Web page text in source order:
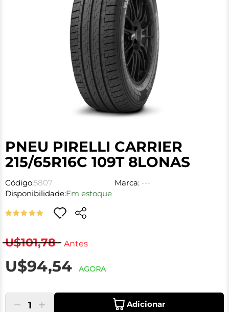
PNEU PIRELLI CARRIER
215/65R16C 109T 8LONAS
Código:5807 Marca: ---
Disponibilidade:Em estoque
U$101,78 Antes
U$94,54 AGORA
1 Adicionar